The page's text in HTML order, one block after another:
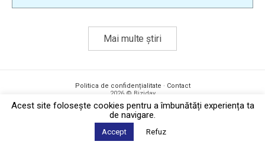
Mai multe știri
Politica de confidențialitate · Contact
2026 © Biziday
Acest site foloseşte cookies pentru a îmbunătăți experiența ta
de navigare.
Accept Refuz